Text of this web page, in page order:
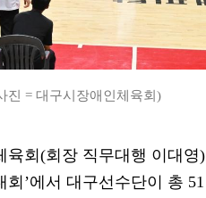
진 = 대구시장애인체육회)
육회(회장 직무대행 이대영)
’에서 대구선수단이 총 51